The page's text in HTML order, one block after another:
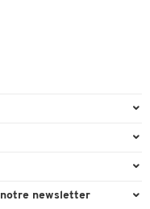
notre newsletter